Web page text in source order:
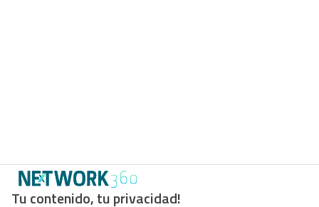
Tu contenido, tu privacidad!